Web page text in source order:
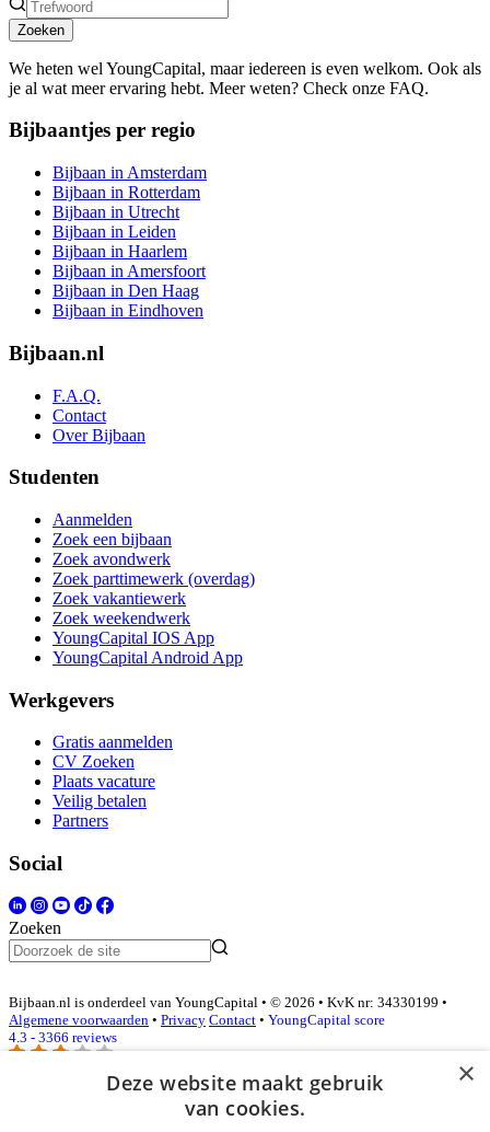
Zoeken
We heten wel YoungCapital, maar iedereen is even welkom. Ook als
je al wat meer ervaring hebt. Meer weten? Check onze FAQ.
Bijbaantjes per regio
Bijbaan in Amsterdam
Bijbaan in Rotterdam
Bijbaan in Utrecht
Bijbaan in Leiden
Bijbaan in Haarlem
Bijbaan in Amersfoort
Bijbaan in Den Haag
Bijbaan in Eindhoven
Bijbaan.nl
F.A.Q.
Contact
Over Bijbaan
Studenten
Aanmelden
Zoek een bijbaan
Zoek avondwerk
Zoek parttimewerk (overdag)
Zoek vakantiewerk
Zoek weekendwerk
YoungCapital IOS App
YoungCapital Android App
Werkgevers
Gratis aanmelden
CV Zoeken
Plaats vacature
Veilig betalen
Partners
Social
Zoeken
Bijbaan.nl is onderdeel van YoungCapital • © 2026 • KvK nr: 34330199 •
Algemene voorwaarden • Privacy Contact • YoungCapital score
4.3 - 3366 reviews
×
Deze website maakt gebruik
van cookies.